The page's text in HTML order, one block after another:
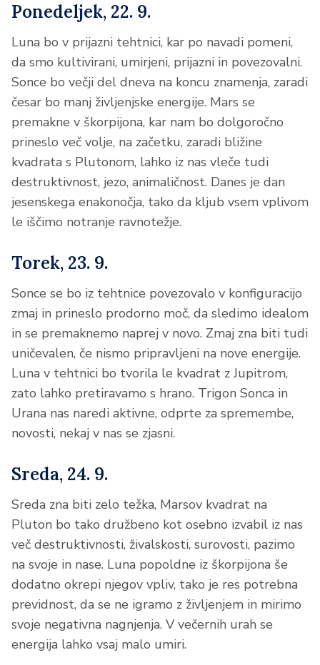
Ponedeljek, 22. 9.
Luna bo v prijazni tehtnici, kar po navadi pomeni,
da smo kultivirani, umirjeni, prijazni in povezovalni.
Sonce bo večji del dneva na koncu znamenja, zaradi
česar bo manj življenjske energije. Mars se
premakne v škorpijona, kar nam bo dolgoročno
prineslo več volje, na začetku, zaradi bližine
kvadrata s Plutonom, lahko iz nas vleče tudi
destruktivnost, jezo, animaličnost. Danes je dan
jesenskega enakonočja, tako da kljub vsem vplivom
le iščimo notranje ravnotežje.
Torek, 23. 9.
Sonce se bo iz tehtnice povezovalo v konfiguracijo
zmaj in prineslo prodorno moč, da sledimo idealom
in se premaknemo naprej v novo. Zmaj zna biti tudi
uničevalen, če nismo pripravljeni na nove energije.
Luna v tehtnici bo tvorila le kvadrat z Jupitrom,
zato lahko pretiravamo s hrano. Trigon Sonca in
Urana nas naredi aktivne, odprte za spremembe,
novosti, nekaj v nas se zjasni.
Sreda, 24. 9.
Sreda zna biti zelo težka, Marsov kvadrat na
Pluton bo tako družbeno kot osebno izvabil iz nas
več destruktivnosti, živalskosti, surovosti, pazimo
na svoje in nase. Luna popoldne iz škorpijona še
dodatno okrepi njegov vpliv, tako je res potrebna
previdnost, da se ne igramo z življenjem in mirimo
svoje negativna nagnjenja. V večernih urah se
energija lahko vsaj malo umiri.